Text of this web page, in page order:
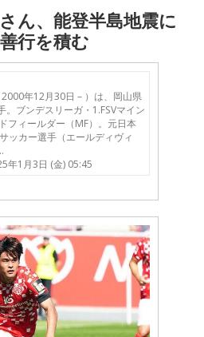
ん、能登半島地震に
行を積む
2000年12月30日 – ）は、岡山県
ブンデスリーガ・1.FSVマイン
フィールダー（MF）。元日本
ッカー選手（エールディヴィ
年1月3日 (金) 05:45